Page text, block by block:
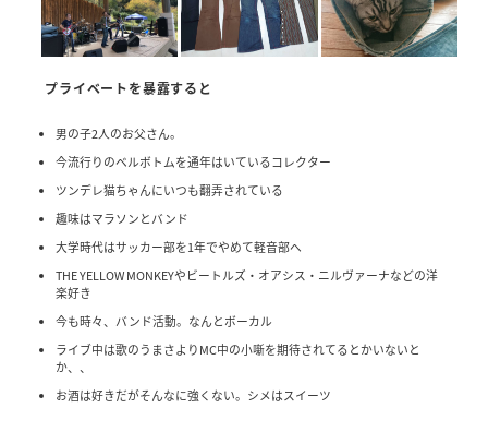
プライベートを暴露すると
男の子2人のお父さん。
今流行りのベルボトムを通年はいているコレクター
ツンデレ猫ちゃんにいつも翻弄されている
趣味はマラソンとバンド
大学時代はサッカー部を1年でやめて軽音部へ
THE YELLOW MONKEYやビートルズ・オアシス・ニルヴァーナなどの洋
楽好き
今も時々、バンド活動。なんとボーカル
ライブ中は歌のうまさよりMC中の小噺を期待されてるとかいないと
か、、
お酒は好きだがそんなに強くない。シメはスイーツ